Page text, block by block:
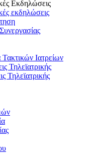
Εκδηλώσεις
εκδηλώσεις
Ιατρείων
Τηλεϊατρικής
Τηλεϊατρικής